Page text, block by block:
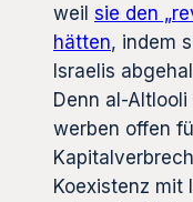
weil sie den
hätten, indem
Israelis
Denn al-
werben offen
Koexistenz mit